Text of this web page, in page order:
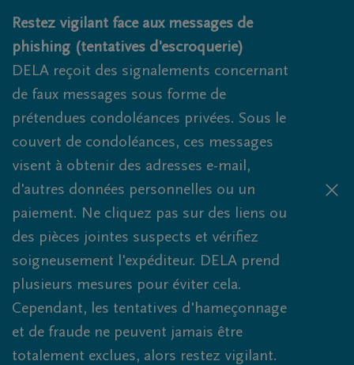
Obituaries.breadcrumbs.SkipLink
Restez vigilant face aux messages de
phishing (tentatives d'escroquerie)
DELA reçoit des signalements concernant
de faux messages sous forme de
prétendues condoléances privées. Sous le
couvert de condoléances, ces messages
visent à obtenir des adresses e-mail,
d'autres données personnelles ou un
paiement. Ne cliquez pas sur des liens ou
des pièces jointes suspects et vérifiez
soigneusement l'expéditeur. DELA prend
plusieurs mesures pour éviter cela.
Cependant, les tentatives d'hameçonnage
et de fraude ne peuvent jamais être
totalement exclues, alors restez vigilant.